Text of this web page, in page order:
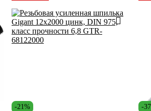
-21% -